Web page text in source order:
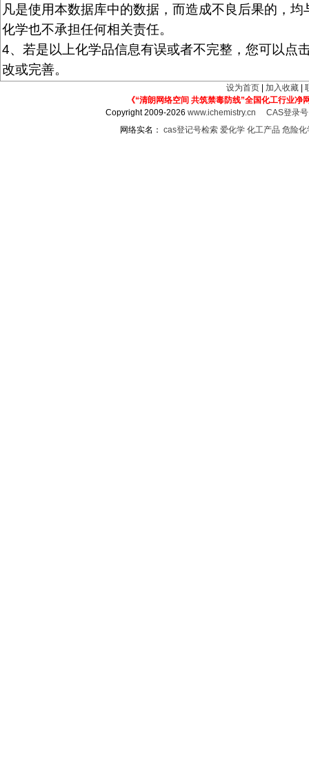
凡是使用本数据库中的数据，而造成不良后果的，均
化学也不承担任何相关责任。
4、若是以上化学品信息有误或者不完整，您可以点
改或完善。
设为首页 加入收藏
《“清朗网络空间 共筑禁毒防线”全国化工行业净
Copyright 2009-2026www.ichemistry.cn
CAS登录
网络实名： cas登记号检索 爱化学 化工产品 危险化